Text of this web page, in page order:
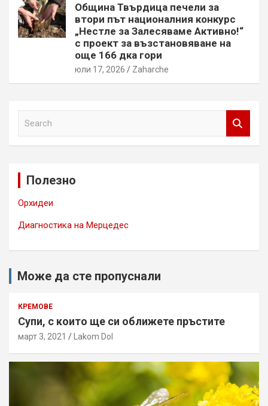
Община Твърдица печели за
втори път националния конкурс
„Нестле за Залесяваме Активно!“
с проект за възстановяване на
още 166 дка гори
юли 17, 2026 Zaharche
Полезно
Орхидеи
Диагностика на Мерцедес
Може да сте пропуснали
КРЕМОВЕ
Супи, с които ще си оближете пръстите
март 3, 2021 Lakom Dol